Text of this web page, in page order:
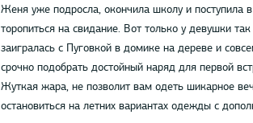
Женя уже подросла, окончила школу и поступила
торопиться на свидание. Вот только у девушки
заигралась с Пуговкой в домике на дереве и
срочно подобрать достойный наряд для первой
Жуткая жара, не позволит вам одеть шикарное
остановиться на летних вариантах одежды с